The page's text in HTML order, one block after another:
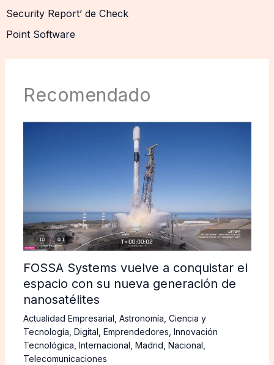
Security Report’ de Check
Point Software
Recomendado
FOSSA Systems vuelve a conquistar el
espacio con su nueva generación de
nanosatélites
Actualidad Empresarial Astronomía Ciencia y
Tecnología Digital Emprendedores Innovación
Tecnológica Internacional Madrid Nacional
Telecomunicaciones